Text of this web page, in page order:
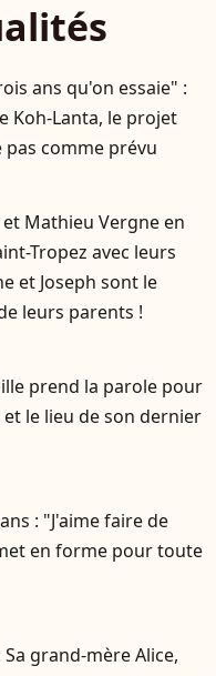
ans qu'on essaie" :
Koh-Lanta, le projet
pas comme prévu
Mathieu Vergne en
Tropez avec leurs
et Joseph sont le
leurs parents !
prend la parole pour
le lieu de son dernier
: "J'aime faire de
en forme pour toute
grand-mère Alice,